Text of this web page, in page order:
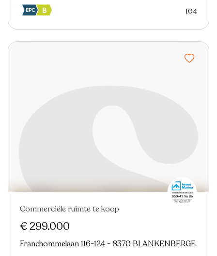
104
Commerciële ruimte te koop
€ 299.000
Franchommelaan 116-124 - 8370 BLANKENBERGE